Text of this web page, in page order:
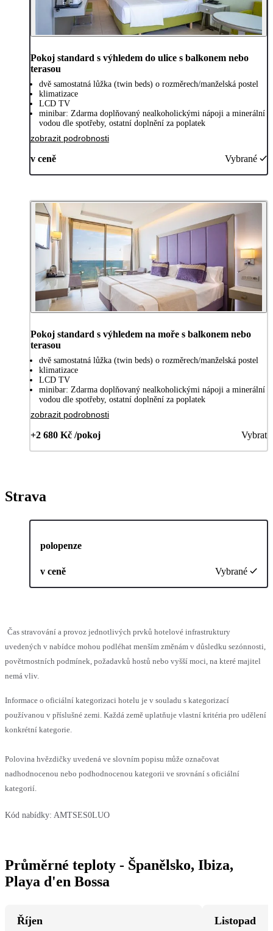
Pokoj standard s výhledem do ulice s balkonem nebo
terasou
dvě samostatná lůžka (twin beds) o rozměrech/manželská postel
klimatizace
LCD TV
minibar: Zdarma doplňovaný nealkoholickými nápoji a minerální
vodou dle spotřeby, ostatní doplnění za poplatek
zobrazit podrobnosti
v ceně Vybrané
Pokoj standard s výhledem na moře s balkonem nebo
terasou
dvě samostatná lůžka (twin beds) o rozměrech/manželská postel
klimatizace
LCD TV
minibar: Zdarma doplňovaný nealkoholickými nápoji a minerální
vodou dle spotřeby, ostatní doplnění za poplatek
zobrazit podrobnosti
+2 680 Kč /pokoj Vybrat
Strava
polopenze
v ceně Vybrané
Čas stravování a provoz jednotlivých prvků hotelové infrastruktury
uvedených v nabídce mohou podléhat menším změnám v důsledku sezónnosti,
povětrnostních podmínek, požadavků hostů nebo vyšší moci, na které majitel
nemá vliv.
Informace o oficiální kategorizaci hotelu je v souladu s kategorizací
používanou v příslušné zemi. Každá země uplatňuje vlastní kritéria pro udělení
konkrétní kategorie.
Polovina hvězdičky uvedená ve slovním popisu může označovat
nadhodnocenou nebo podhodnocenou kategorii ve srovnání s oficiální
kategorií.
Kód nabídky: AMTSES0LUO
Průměrné teploty - Španělsko, Ibiza,
Playa d'en Bossa
Říjen
Listopad